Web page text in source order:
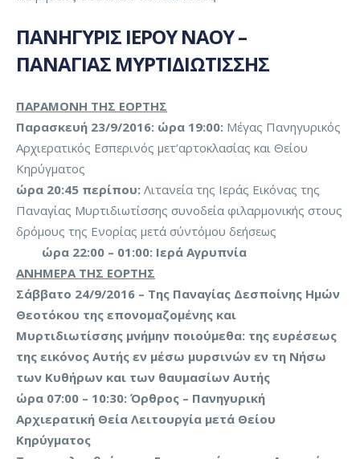
ΠΑΝΗΓΥΡΙΣ ΙΕΡΟΥ ΝΑΟΥ –
ΠΑΝΑΓΙΑΣ ΜΥΡΤΙΔΙΩΤΙΣΣΗΣ
ΠΑΡΑΜΟΝΗ ΤΗΣ ΕΟΡΤΗΣ
Παρασκευή 23/9/2016: ώρα 19:00: Μέγας Πανηγυρικός
Αρχιερατικός Εσπερινός μετ’αρτοκλασίας και Θείου
Κηρύγματος
ώρα 20:45 περίπου: Λιτανεία της Ιεράς Εικόνας της
Παναγίας Μυρτιδιωτίσσης συνοδεία φιλαρμονικής στους
δρόμους της Ενορίας μετά σύντόμου δεήσεως
ώρα 22:00 – 01:00: Ιερά Αγρυπνία
ΑΝΗΜΕΡΑ ΤΗΣ ΕΟΡΤΗΣ
Σάββατο 24/9/2016 – Της Παναγίας Δεσποίνης Ημών
Θεοτόκου της επονομαζομένης και
Μυρτιδιωτίσσης μνήμην ποιούμεθα: της ευρέσεως
της εικόνος Αυτής εν μέσω μυρσινών εν τη Νήσω
των Κυθήρων και των θαυμασίων Αυτής
ώρα 07:00 – 10:30: Όρθρος – Πανηγυρική
Αρχιερατική Θεία Λειτουργία μετά Θείου
Κηρύγματος